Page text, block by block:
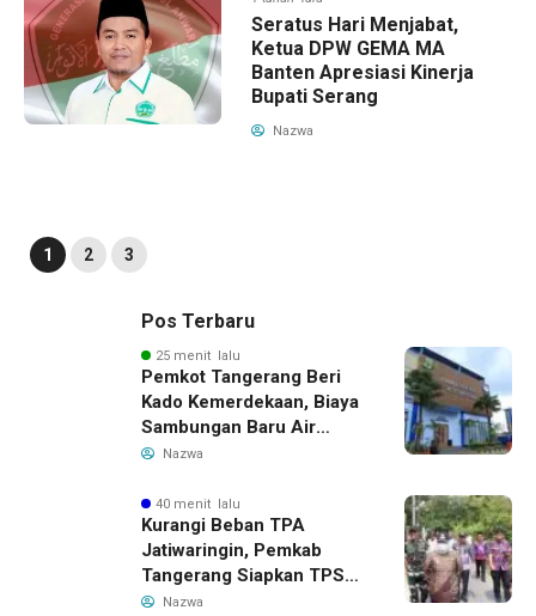
Seratus Hari Menjabat,
Ketua DPW GEMA MA
Banten Apresiasi Kinerja
Bupati Serang
Nazwa
1 2 3
Pos Terbaru
25 menit lalu
Pemkot Tangerang Beri
Kado Kemerdekaan, Biaya
Sambungan Baru Air
Bersih Dipangkas Jadi
Nazwa
40 menit lalu
Kurangi Beban TPA
Jatiwaringin, Pemkab
Tangerang Siapkan TPS3R
Baru di Tigaraksa
Nazwa